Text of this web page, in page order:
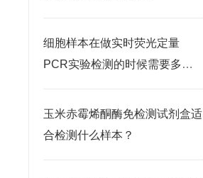
细胞样本在做实时荧光定量
PCR实验检测的时候需要多少
玉米赤霉烯酮酶免检测试剂盒适
合检测什么样本？